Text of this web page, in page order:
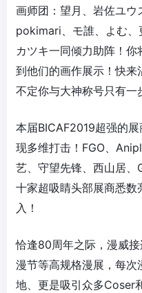
画师团：望月、岩佐ユウ
pokimari、モ誰、よむ
カツキ一同倾力助阵！
到他们的画作展示！快
不定你与大神称号只有一
本届BICAF2019超强的
现多维打击！FGO、
艺、守望先锋、西山居
十家超吸睛头部展商悉数
入！
恰逢80周年之际，漫威
漫节等高规格漫展，每次
地、更是吸引众多Coser